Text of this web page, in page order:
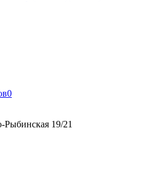
0
Рыбинская 19/21